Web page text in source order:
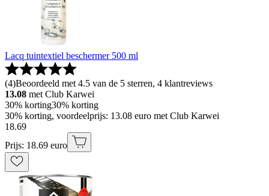
Lacq tuintextiel beschermer 500 ml
(4)Beoordeeld met 4.5 van de 5 sterren, 4 klantreviews
13.08 met Club Karwei
30% korting30% korting
30% korting, voordeelprijs: 13.08 euro met Club Karwei
18.69
Prijs: 18.69 euro